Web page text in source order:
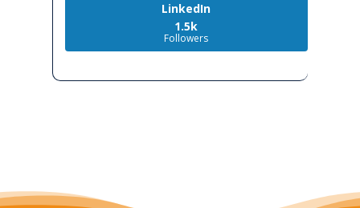
LinkedIn
1.5k
Followers